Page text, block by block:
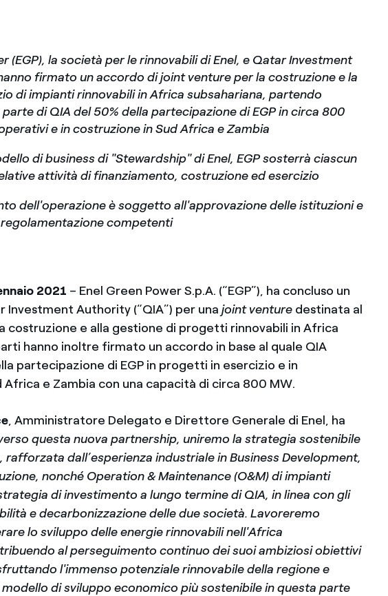
(EGP), la società per le rinnovabili di Enel, e Qatar Investment
firmato un accordo di joint venture per la costruzione e la
di impianti rinnovabili in Africa subsahariana, partendo
di QIA del 50% della partecipazione di EGP in circa 800
e in costruzione in Sud Africa e Zambia
di business di "Stewardship" di Enel, EGP sosterrà ciascun
attività di finanziamento, costruzione ed esercizio
dell'operazione è soggetto all'approvazione delle istituzioni e
competenti
2021 – Enel Green Power S.p.A. (“EGP”), ha concluso un
Investment Authority (“QIA”) per una joint venture destinata al
costruzione e alla gestione di progetti rinnovabili in Africa
hanno inoltre firmato un accordo in base al quale QIA
partecipazione di EGP in progetti in esercizio e in
Africa e Zambia con una capacità di circa 800 MW.
, Amministratore Delegato e Direttore Generale di Enel, ha
questa nuova partnership, uniremo la strategia sostenibile
dall’esperienza industriale in Business Development,
nonché Operation & Maintenance (O&M) di impianti
di investimento a lungo termine di QIA, in linea con gli
e decarbonizzazione delle due società. Lavoreremo
lo sviluppo delle energie rinnovabili nell'Africa
al perseguimento continuo dei suoi ambiziosi obiettivi
l'immenso potenziale rinnovabile della regione e
di sviluppo economico più sostenibile in questa parte